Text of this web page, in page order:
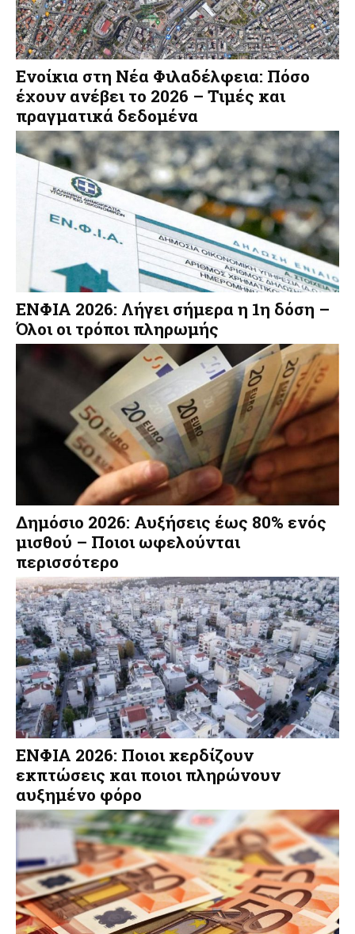
Ενοίκια στη Νέα Φιλαδέλφεια: Πόσο
έχουν ανέβει το 2026 – Τιμές και
πραγματικά δεδομένα
ΕΝΦΙΑ 2026: Λήγει σήμερα η 1η δόση –
Όλοι οι τρόποι πληρωμής
Δημόσιο 2026: Αυξήσεις έως 80% ενός
μισθού – Ποιοι ωφελούνται
περισσότερο
ΕΝΦΙΑ 2026: Ποιοι κερδίζουν
εκπτώσεις και ποιοι πληρώνουν
αυξημένο φόρο